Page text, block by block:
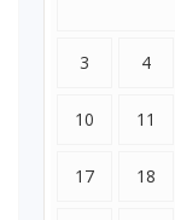
3 4
10 11
17 18